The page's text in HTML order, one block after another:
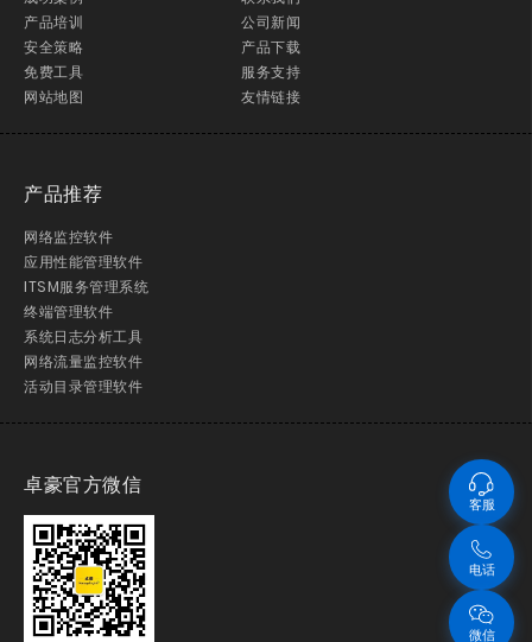
产品培训
安全策略
免费工具
网站地图
公司新闻
产品下载
服务支持
友情链接
产品推荐
网络监控软件
应用性能管理软件
ITSM服务管理系统
终端管理软件
系统日志分析工具
网络流量监控软件
活动目录管理软件
卓豪官方微信
客服
电话
微信